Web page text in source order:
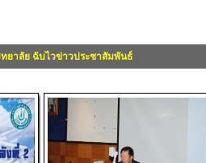
ยาลัย ฉับไวข่าวประชาสัมพันธ์